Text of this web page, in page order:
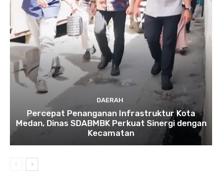
DAERAH
Percepat Penanganan Infrastruktur Kota
Medan, Dinas SDABMBK Perkuat Sinergi dengan
Kecamatan